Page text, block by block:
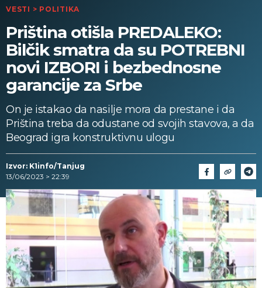
VESTI > POLITIKA
Priština otišla PREDALEKO:
Bilčik smatra da su POTREBNI
novi IZBORI i bezbednosne
garancije za Srbe
On je istakao da nasilje mora da prestane i da
Priština treba da odustane od svojih stavova, a da
Beograd igra konstruktivnu ulogu
Izvor: K1info/Tanjug
13/06/2023 > 22:39